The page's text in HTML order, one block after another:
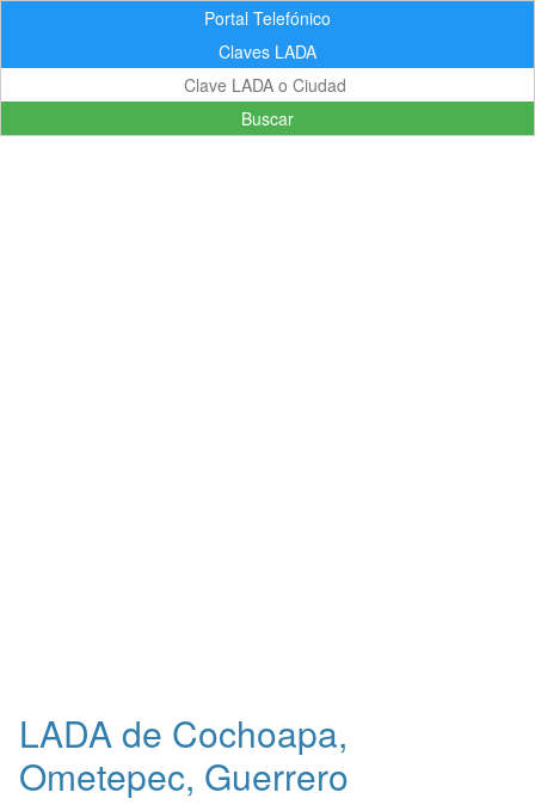
Portal Telefónico
Claves LADA
Buscar
LADA de Cochoapa,
Ometepec, Guerrero